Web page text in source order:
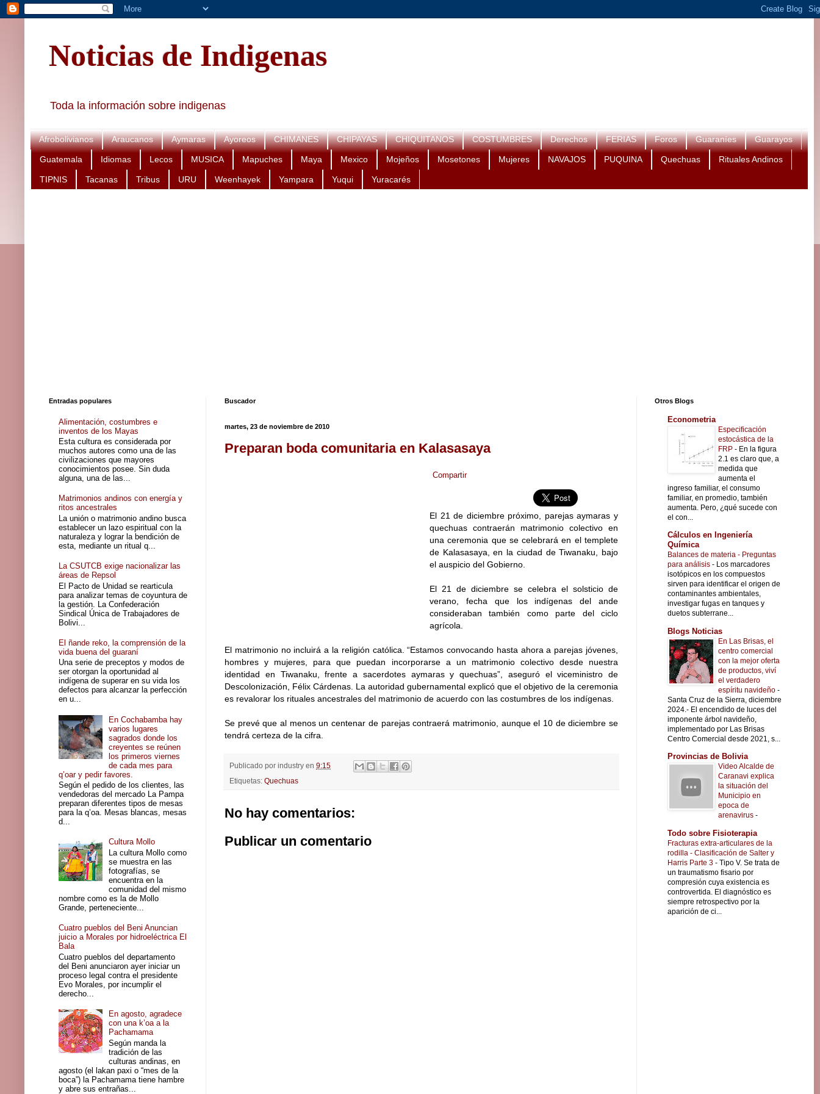
Noticias de Indigenas
Toda la información sobre indigenas
Afrobolivianos Araucanos Aymaras Ayoreos CHIMANES CHIPAYAS CHIQUITANOS COSTUMBRES Derechos FERIAS Foros Guaraníes Guarayos
Guatemala Idiomas Lecos MUSICA Mapuches Maya Mexico Mojeños Mosetones Mujeres NAVAJOS PUQUINA Quechuas Rituales Andinos
TIPNIS Tacanas Tribus URU Weenhayek Yampara Yuqui Yuracarés
Buscador
martes, 23 de noviembre de 2010
Preparan boda comunitaria en Kalasasaya
Compartir
El 21 de diciembre próximo, parejas aymaras y
quechuas contraerán matrimonio colectivo en
una ceremonia que se celebrará en el templete
de Kalasasaya, en la ciudad de Tiwanaku, bajo
el auspicio del Gobierno.
El 21 de diciembre se celebra el solsticio de
verano, fecha que los indígenas del ande
consideraban también como parte del ciclo
agrícola.
El matrimonio no incluirá a la religión católica. “Estamos convocando hasta ahora a parejas jóvenes,
hombres y mujeres, para que puedan incorporarse a un matrimonio colectivo desde nuestra
identidad en Tiwanaku, frente a sacerdotes aymaras y quechuas”, aseguró el viceministro de
Descolonización, Félix Cárdenas. La autoridad gubernamental explicó que el objetivo de la ceremonia
es revalorar los rituales ancestrales del matrimonio de acuerdo con las costumbres de los indígenas.
Se prevé que al menos un centenar de parejas contraerá matrimonio, aunque el 10 de diciembre se
tendrá certeza de la cifra.
Publicado por industry en 9:15
Etiquetas: Quechuas
No hay comentarios:
Publicar un comentario
Entradas populares
Alimentación, costumbres e
inventos de los Mayas
Esta cultura es considerada por
muchos autores como una de las
civilizaciones que mayores
conocimientos posee. Sin duda
alguna, una de las...
Matrimonios andinos con energía y
ritos ancestrales
La unión o matrimonio andino busca
establecer un lazo espiritual con la
naturaleza y lograr la bendición de
esta, mediante un ritual q...
La CSUTCB exige nacionalizar las
áreas de Repsol
El Pacto de Unidad se rearticula
para analizar temas de coyuntura de
la gestión. La Confederación
Sindical Única de Trabajadores de
Bolivi...
El ñande reko, la comprensión de la
vida buena del guaraní
Una serie de preceptos y modos de
ser otorgan la oportunidad al
indígena de superar en su vida los
defectos para alcanzar la perfección
en u...
En Cochabamba hay
varios lugares
sagrados donde los
creyentes se reúnen
los primeros viernes
de cada mes para
q’oar y pedir favores.
Según el pedido de los clientes, las
vendedoras del mercado La Pampa
preparan diferentes tipos de mesas
para la q’oa. Mesas blancas, mesas
d...
Cultura Mollo
La cultura Mollo como
se muestra en las
fotografías, se
encuentra en la
comunidad del mismo
nombre como es la de Mollo
Grande, perteneciente...
Cuatro pueblos del Beni Anuncian
juicio a Morales por hidroeléctrica El
Bala
Cuatro pueblos del departamento
del Beni anunciaron ayer iniciar un
proceso legal contra el presidente
Evo Morales, por incumplir el
derecho...
En agosto, agradece
con una k’oa a la
Pachamama
Según manda la
tradición de las
culturas andinas, en
agosto (el lakan paxi o “mes de la
boca”) la Pachamama tiene hambre
y abre sus entrañas...
Otros Blogs
Econometria
Especificación
estocástica de la
FRP - En la figura
2.1 es claro que, a
medida que
aumenta el
ingreso familiar, el consumo
familiar, en promedio, también
aumenta. Pero, ¿qué sucede con
el con...
Cálculos en Ingeniería
Química
Balances de materia - Preguntas
para análisis - Los marcadores
isotópicos en los compuestos
sirven para identificar el origen de
contaminantes ambientales,
investigar fugas en tanques y
duetos subterrane...
Blogs Noticias
En Las Brisas, el
centro comercial
con la mejor oferta
de productos, viví
el verdadero
espíritu navideño -
Santa Cruz de la Sierra, diciembre
2024.- El encendido de luces del
imponente árbol navideño,
implementado por Las Brisas
Centro Comercial desde 2021, s...
Provincias de Bolivia
Video Alcalde de
Caranavi explica
la situación del
Municipio en
epoca de
arenavirus -
Todo sobre Fisioterapia
Fracturas extra-articulares de la
rodilla - Clasificación de Salter y
Harris Parte 3 - Tipo V. Se trata de
un traumatismo fisario por
compresión cuya existencia es
controvertida. El diagnóstico es
siempre retrospectivo por la
aparición de ci...